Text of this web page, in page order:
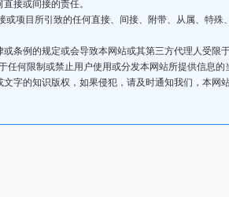
接或间接的责任。
项目所引致的任何直接、间接、附带、从属、特殊
条例的规定或会导致本网站或其第三方代理人受限
何限制或禁止用户使用或分发本网站所提供信息的
的知识版权，如果侵犯，请及时通知我们，本网